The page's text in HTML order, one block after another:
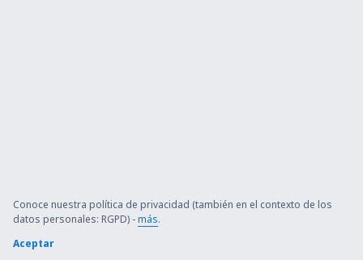
Conoce nuestra política de privacidad (también en el contexto de los
datos personales: RGPD) -más.
Aceptar